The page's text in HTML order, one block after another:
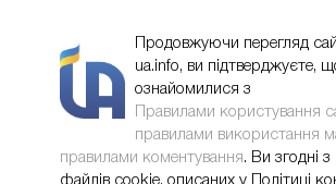
Продовжуючи перегляд
ua.info, ви підтверджуєте,
ознайомилися з
Правилами користування
правилами використання
правилами коментування. Ви згодні
файлів cookie, описаних у Політиці